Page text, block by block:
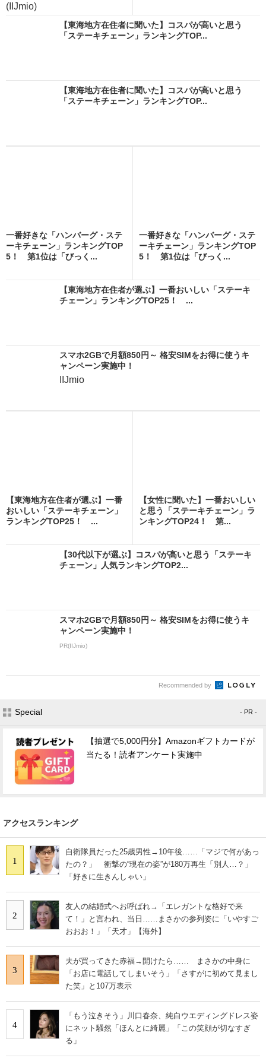
(IIJmio)
【東海地方在住者に聞いた】コスパが高いと思う
「ステーキチェーン」ランキングTOP...
【東海地方在住者に聞いた】コスパが高いと思う
「ステーキチェーン」ランキングTOP...
一番好きな「ハンバーグ・ステ
ーキチェーン」ランキングTOP
5！ 第1位は「びっく...
一番好きな「ハンバーグ・ステ
ーキチェーン」ランキングTOP
5！ 第1位は「びっく...
【東海地方在住者が選ぶ】一番おいしい「ステーキ
チェーン」ランキングTOP25！ ...
スマホ2GBで月額850円～ 格安SIMをお得に使うキ
ャンペーン実施中！
IIJmio
【東海地方在住者が選ぶ】一番
おいしい「ステーキチェーン」
ランキングTOP25！ ...
【女性に聞いた】一番おいしい
と思う「ステーキチェーン」ラ
ンキングTOP24！ 第...
【30代以下が選ぶ】コスパが高いと思う「ステーキ
チェーン」人気ランキングTOP2...
スマホ2GBで月額850円～ 格安SIMをお得に使うキ
ャンペーン実施中！
PR(IIJmio)
Recommended by
Special - PR -
【抽選で5,000円分】Amazonギフトカードが
当たる！読者アンケート実施中
アクセスランキング
1
自衛隊員だった25歳男性→10年後……「マジで何があっ
たの？」 衝撃の“現在の姿”が180万再生「別人…？」
「好きに生きんしゃい」
2
友人の結婚式へお呼ばれ→「エレガントな格好で来
て！」と言われ、当日……まさかの参列姿に「いやすご
おおお！」「天才」【海外】
3
夫が買ってきた赤福→開けたら…… まさかの中身に
「お店に電話してしまいそう」「さすがに初めて見まし
た笑」と107万表示
4
「もう泣きそう」川口春奈、純白ウエディングドレス姿
にネット騒然「ほんとに綺麗」「この笑顔が切なすぎ
る」